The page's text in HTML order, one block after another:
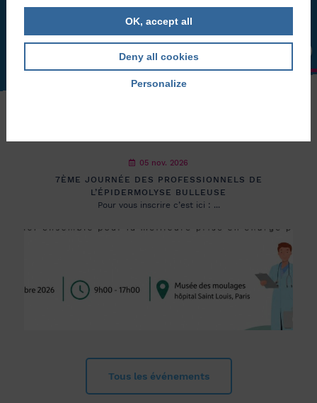
OCTOBRE !
A vos agendas ! Cette année la campagne de
05 nov. 2026
7ÈME JOURNÉE DES PROFESSIONNELS DE
L’ÉPIDERMOLYSE BULLEUSE
Pour vous inscrire c’est ici : ...
Tous les événements
OK, accept all
Deny all cookies
Personalize